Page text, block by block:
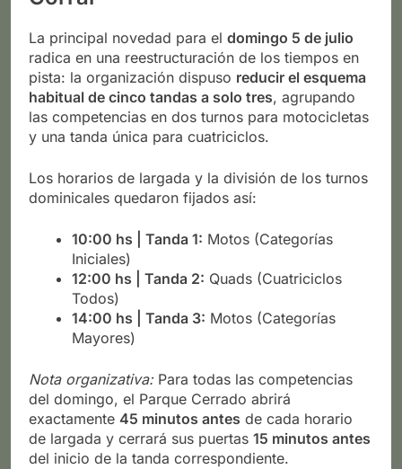
La principal novedad para el domingo 5 de julio
radica en una reestructuración de los tiempos en
pista: la organización dispuso reducir el esquema
habitual de cinco tandas a solo tres, agrupando
las competencias en dos turnos para motocicletas
y una tanda única para cuatriciclos.
Los horarios de largada y la división de los turnos
dominicales quedaron fijados así:
10:00 hs | Tanda 1: Motos (Categorías
Iniciales)
12:00 hs | Tanda 2: Quads (Cuatriciclos
Todos)
14:00 hs | Tanda 3: Motos (Categorías
Mayores)
Nota organizativa:Para todas las competencias
del domingo, el Parque Cerrado abrirá
exactamente 45 minutos antes de cada horario
de largada y cerrará sus puertas 15 minutos antes
del inicio de la tanda correspondiente.